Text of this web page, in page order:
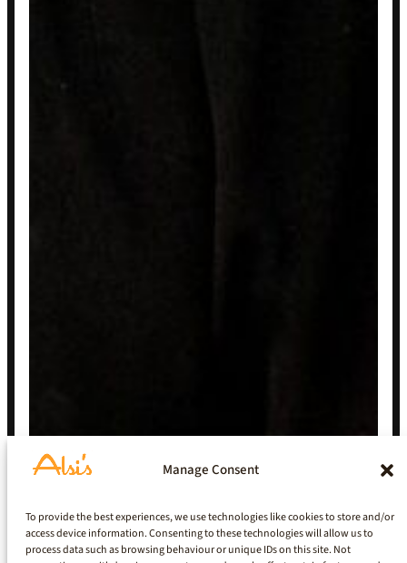
Manage Consent
To provide the best experiences, we use technologies like cookies to store and/or
access device information. Consenting to these technologies will allow us to
process data such as browsing behaviour or unique IDs on this site. Not